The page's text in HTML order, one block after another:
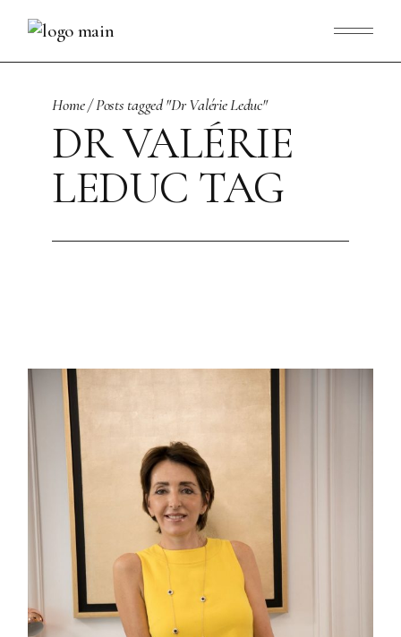
content
Home Posts tagged "Dr Valérie Leduc"
DR VALÉRIE
LEDUC TAG